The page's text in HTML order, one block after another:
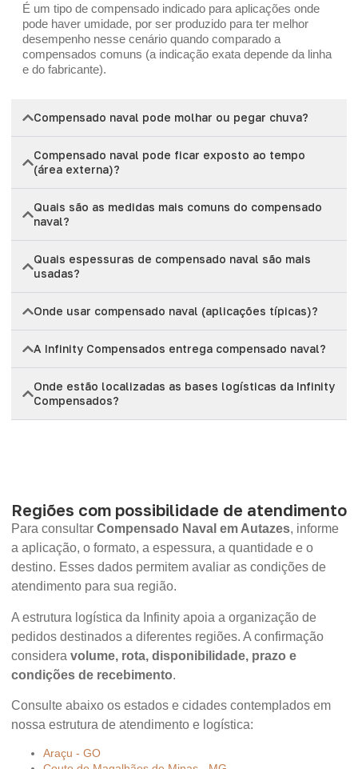
É um tipo de compensado indicado para aplicações onde
pode haver umidade, por ser produzido para ter melhor
desempenho nesse cenário quando comparado a
compensados comuns (a indicação exata depende da linha
e do fabricante).
Compensado naval pode molhar ou pegar chuva?
Compensado naval pode ficar exposto ao tempo
(área externa)?
Quais são as medidas mais comuns do compensado
naval?
Quais espessuras de compensado naval são mais
usadas?
Onde usar compensado naval (aplicações típicas)?
A Infinity Compensados entrega compensado naval?
Onde estão localizadas as bases logísticas da Infinity
Compensados?
Regiões com possibilidade de atendimento
Para consultar Compensado Naval em Autazes, informe
a aplicação, o formato, a espessura, a quantidade e o
destino. Esses dados permitem avaliar as condições de
atendimento para sua região.
A estrutura logística da Infinity apoia a organização de
pedidos destinados a diferentes regiões. A confirmação
considera volume, rota, disponibilidade, prazo e
condições de recebimento.
Consulte abaixo os estados e cidades contemplados em
nossa estrutura de atendimento e logística:
Araçu - GO